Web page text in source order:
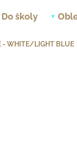
Do školy
- WHITE/LIGHT BLUE